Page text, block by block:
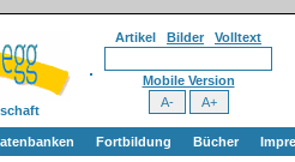
Artikel Bilder Volltext
Mobile Version
Fortbildung Bücher